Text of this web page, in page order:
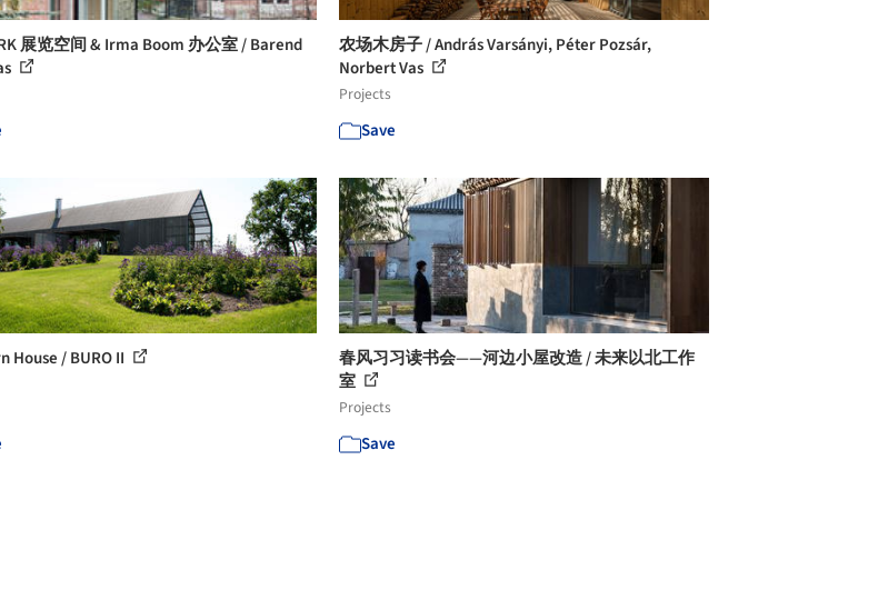
展览空间 & Irma Boom 办公室 / Barend
农场木房子 / András Varsányi, Péter Pozsár,
Norbert Vas
Projects
Save
House / BURO II
春风习习读书会——河边小屋改造 / 未来以北工作
室
Projects
Save